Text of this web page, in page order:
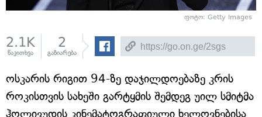
ფოტო: Getty Images
2.1K
წაკითხვა
2
გაზიარება
ოსკარის რიგით 94-ზე დაჯილდოებაზე კრის
როკისთვის სახეში გარტყმის შემდეგ უილ სმიტმა
ჰოლივუდის კინემატოგრაფიული ხელოვნებისა